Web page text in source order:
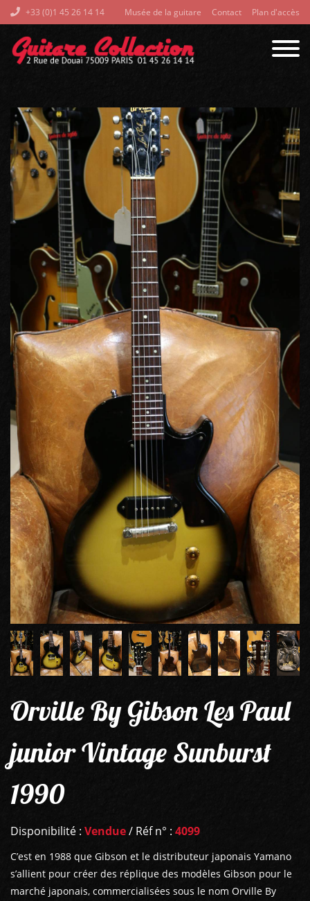
+33 (0)1 45 26 14 14 Musée de la guitare Contact Plan d'accès
Orville By Gibson Les Paul
junior Vintage Sunburst
1990
Disponibilité : Vendue/ Réf n° : 4099
C’est en 1988 que Gibson et le distributeur japonais Yamano
s’allient pour créer des réplique des modèles Gibson pour le
marché japonais, commercialisées sous le nom Orville By